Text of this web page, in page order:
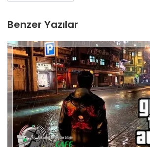
Benzer Yazılar